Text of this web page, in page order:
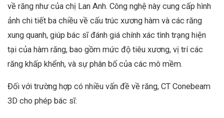
về răng như của chị Lan Anh. Công nghệ này cung cấp hình
ảnh chi tiết ba chiều về cấu trúc xương hàm và các răng
xung quanh, giúp bác sĩ đánh giá chính xác tình trạng hiện
tại của hàm răng, bao gồm mức độ tiêu xương, vị trí các
răng khấp khểnh, và sự phân bố của các mô mềm.
Đối với trường hợp có nhiều vấn đề về răng, CT Conebeam
3D cho phép bác sĩ: